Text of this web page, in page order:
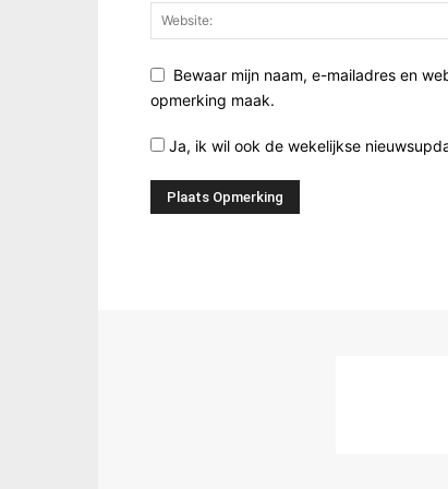
Bewaar mijn naam, e-mailadres en
opmerking maak.
Ja, ik wil ook de wekelijkse